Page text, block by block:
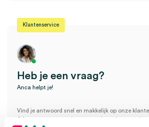
Klantenservice
Heb je een vraag?
Anca helpt je!
Vind je antwoord snel en makkelijk op onze
Of contacteer ons via een van de onderstaande